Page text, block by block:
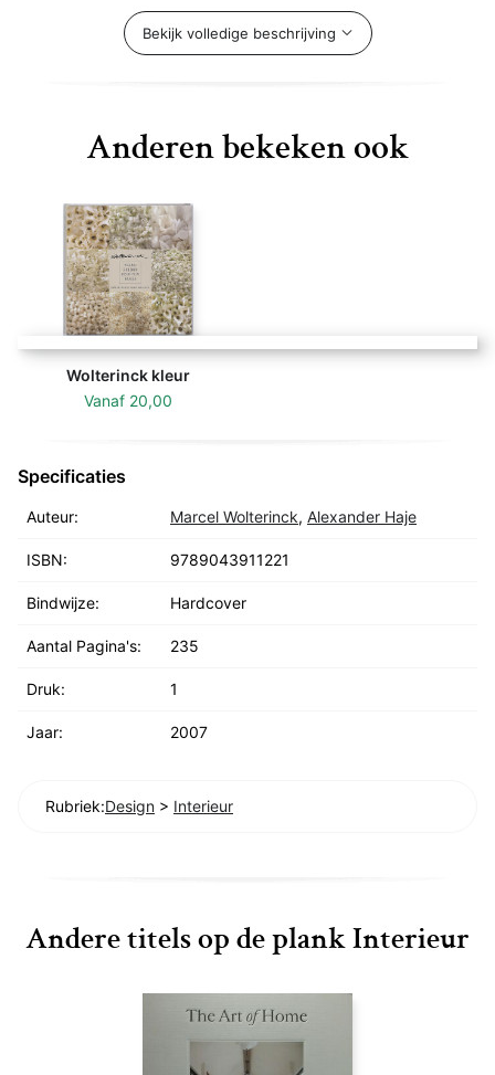
Bekijk volledige beschrijving
Anderen bekeken ook
Wolterinck kleur
Vanaf 20,00
Specificaties
Auteur: Marcel Wolterinck, Alexander Haje
ISBN: 9789043911221
Bindwijze: Hardcover
Aantal Pagina's: 235
Druk: 1
Jaar: 2007
Rubriek:Design > Interieur
Andere titels op de plank Interieur